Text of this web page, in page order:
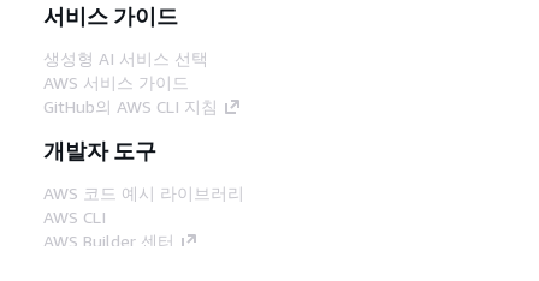
서비스 가이드
생성형 AI 서비스 선택
AWS 서비스 가이드
GitHub의 AWS CLI 지침
개발자 도구
AWS 코드 예시 라이브러리
AWS CLI
AWS Builder 센터